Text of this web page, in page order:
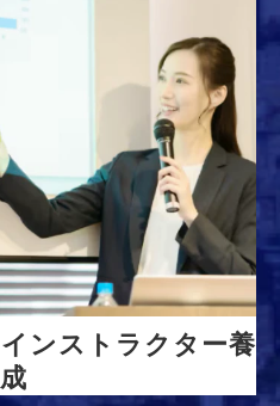
ンストラクター養
成